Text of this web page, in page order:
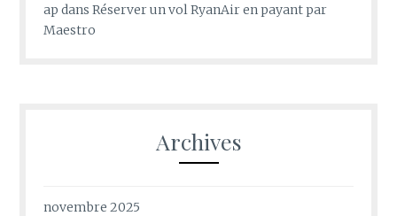
ap dansRéserver un vol RyanAir en payant par
Maestro
Archives
novembre 2025